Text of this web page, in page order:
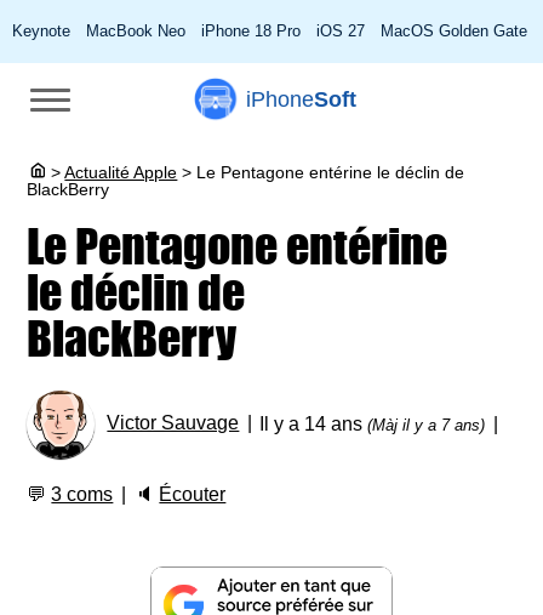
Keynote MacBook Neo iPhone 18 Pro iOS 27 MacOS Golden Gate
iPhoneSoft
> Actualité Apple > Le Pentagone entérine le déclin de
BlackBerry
Le Pentagone entérine
le déclin de
BlackBerry
Victor Sauvage Il y a 14 ans(Màj il y a 7 ans)
💬3 coms 🔈 Écouter